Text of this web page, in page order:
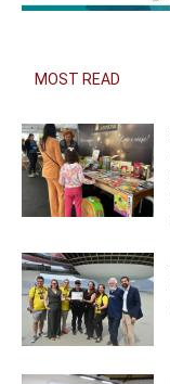
MOST READ